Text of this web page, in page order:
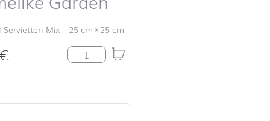
Servietten-Mix–25 cm×25 cm
€ Homelike Garden Menge